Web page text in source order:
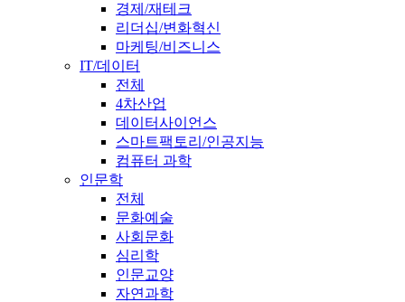
경제/재테크
리더십/변화혁신
마케팅/비즈니스
IT/데이터
전체
4차산업
데이터사이언스
스마트팩토리/인공지능
컴퓨터 과학
인문학
전체
문화예술
사회문화
심리학
인문교양
자연과학